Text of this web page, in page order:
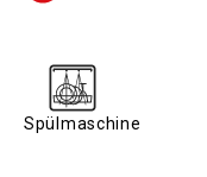
Spülmaschine